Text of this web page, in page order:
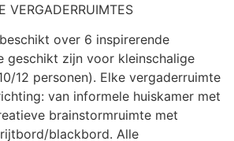
VERGADERRUIMTES
over 6 inspirerende
geschikt zijn voor kleinschalige
12 personen). Elke vergaderruimte
van informele huiskamer met
brainstormruimte met
blackbord. Alle